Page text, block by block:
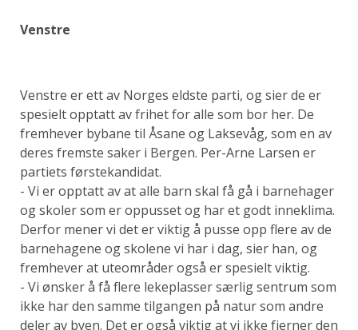
Venstre
Venstre er ett av Norges eldste parti, og sier de er
spesielt opptatt av frihet for alle som bor her. De
fremhever bybane til Åsane og Laksevåg, som en av
deres fremste saker i Bergen. Per-Arne Larsen er
partiets førstekandidat.
- Vi er opptatt av at alle barn skal få gå i barnehager
og skoler som er oppusset og har et godt inneklima.
Derfor mener vi det er viktig å pusse opp flere av de
barnehagene og skolene vi har i dag, sier han, og
fremhever at uteområder også er spesielt viktig.
- Vi ønsker å få flere lekeplasser særlig sentrum som
ikke har den samme tilgangen på natur som andre
deler av byen. Det er også viktig at vi ikke fjerner den